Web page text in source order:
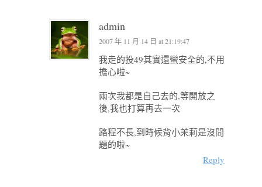
admin
2007 年 11 月 14 日 at 21:19:47
我走的投49其實還蠻安全的,不用
擔心啦~
兩次我都是自己去的,等開放之
後,我也打算再去一次
路程不長,到時候背小茉莉是沒問
題的啦~
Reply